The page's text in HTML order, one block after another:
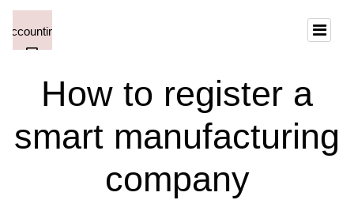
How to register a
smart manufacturing
company